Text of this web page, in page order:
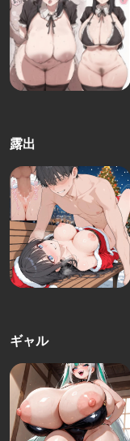
露出
ギャル